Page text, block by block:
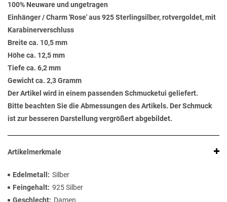
100% Neuware und ungetragen
Einhänger / Charm 'Rose' aus 925 Sterlingsilber, rotvergoldet, mit
Karabinerverschluss
Breite ca. 10,5 mm
Höhe ca. 12,5 mm
Tiefe ca. 6,2 mm
Gewicht ca. 2,3 Gramm
Der Artikel wird in einem passenden Schmucketui geliefert.
Bitte beachten Sie die Abmessungen des Artikels. Der Schmuck
ist zur besseren Darstellung vergrößert abgebildet.
Artikelmerkmale
Edelmetall
Silber
Feingehalt 925 Silber
Geschlecht
Damen